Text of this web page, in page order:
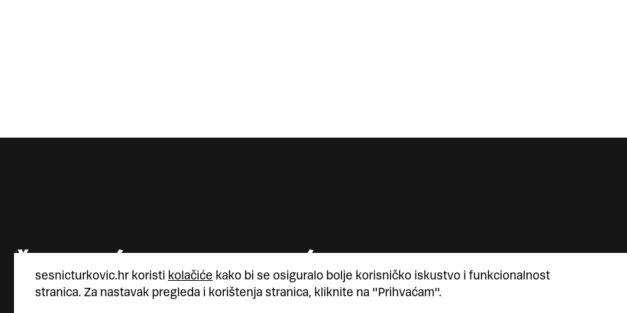
sesnicturkovic.hr koristi kolačiće kako bi se osiguralo bolje korisničko iskustvo i funkcionalnost
stranica. Za nastavak pregleda i korištenja stranica, kliknite na "Prihvaćam".